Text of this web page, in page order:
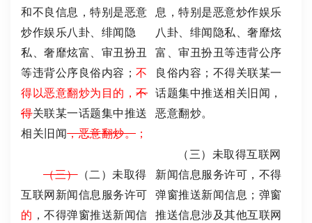
和不良信息，特别是恶意
炒作娱乐八卦、绯闻隐
私、奢靡炫富、审丑扮丑
等违背公序良俗内容；不
得以恶意翻炒为目的，不
得关联某一话题集中推送
相关旧闻，恶意翻炒。 ；
（三）（二）未取得
互联网新闻信息服务许可
的 ，不得弹窗推送新闻信
息，特别是恶意炒作娱乐
八卦、绯闻隐私、奢靡炫
富、审丑扮丑等违背公序
良俗内容；不得关联某一
话题集中推送相关旧闻，
恶意翻炒。
（三）未取得互联网
新闻信息服务许可，不得
弹窗推送新闻信息；弹窗
推送信息涉及其他互联网